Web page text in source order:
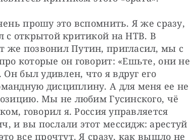
прошу это вспомнить. Я же сразу,
с открытой критикой на НТВ. В
же позвонил Путин, пригласил, мы с
которые он говорит: «Ешьте, они не
был удивлен, что я вдруг его
дисциплину. А для меня ее не
Мы не любим Гусинского, чё
говорил я. Россия управляется
и вы послали этот мессидж: арестуй
все прочтут. Я сразу, как вышло не